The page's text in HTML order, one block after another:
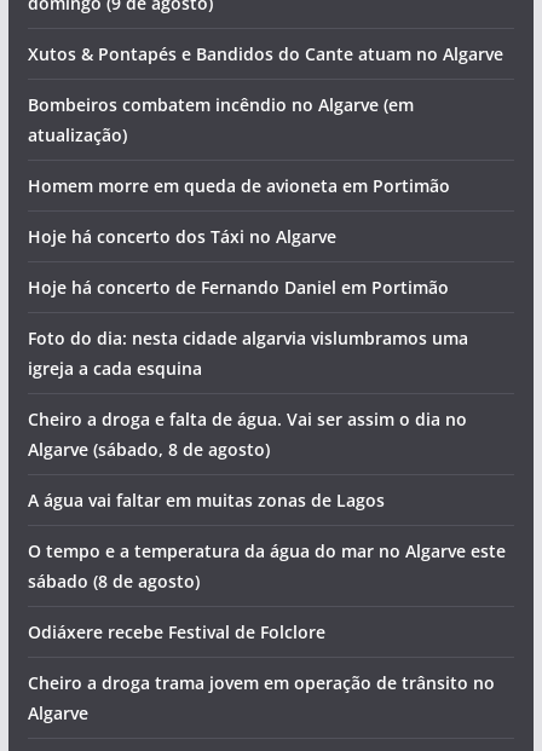
Xutos & Pontapés e Bandidos do Cante atuam no Algarve
Bombeiros combatem incêndio no Algarve (em
atualização)
Homem morre em queda de avioneta em Portimão
Hoje há concerto dos Táxi no Algarve
Hoje há concerto de Fernando Daniel em Portimão
Foto do dia: nesta cidade algarvia vislumbramos uma
igreja a cada esquina
Cheiro a droga e falta de água. Vai ser assim o dia no
Algarve (sábado, 8 de agosto)
A água vai faltar em muitas zonas de Lagos
O tempo e a temperatura da água do mar no Algarve este
sábado (8 de agosto)
Odiáxere recebe Festival de Folclore
Cheiro a droga trama jovem em operação de trânsito no
Algarve